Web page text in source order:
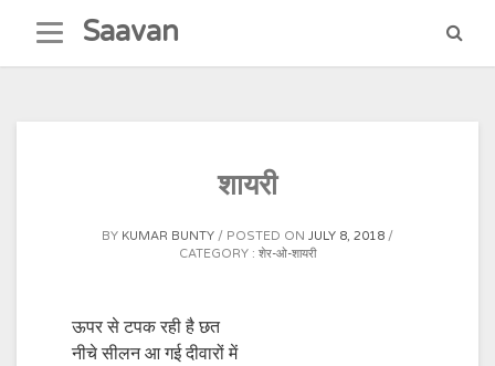
content
Saavan
शायरी
BY KUMAR BUNTY POSTED ON JULY 8, 2018
CATEGORY : शेर-ओ-शायरी
ऊपर से टपक रही है छत
नीचे सीलन आ गई दीवारों में